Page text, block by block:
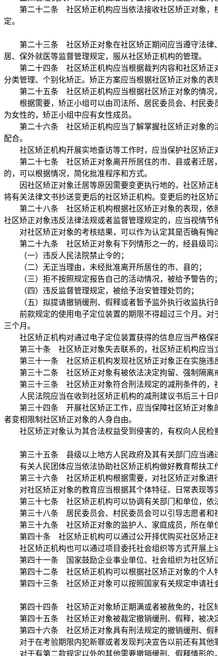
第二十二条 社区矫正机构应当依法接收社区矫正对象，核
定。
第二十三条 社区矫正对象在社区矫正期间应当遵守法律、
居、保外就医等监督管理规定，服从社区矫正机构的管理。
第二十四条 社区矫正机构应当根据裁判内容和社区矫正对
分类管理、个别化矫正。矫正方案应当根据社区矫正对象的表
第二十五条 社区矫正机构应当根据社区矫正对象的情况
根据需要，矫正小组可以由司法所、居民委员会、村民委
为女性的，矫正小组中应有女性成员。
第二十六条 社区矫正机构应当了解掌握社区矫正对象的活
配合。
社区矫正机构开展实地查访等工作时，应当保护社区矫正
第二十七条 社区矫正对象离开所居住的市、县或者迁居，
的，可以根据情况，简化批准程序和方式。
因社区矫正对象迁居等原因需要变更执行地的，社区矫正
将有关法律文书抄送变更后的社区矫正机构。变更后的社区
第二十八条 社区矫正机构根据社区矫正对象的表现，依照
社区矫正对象违反法律法规或者监督管理规定的，应当视情
对社区矫正对象的考核结果，可以作为认定其是否确有悔
第二十九条 社区矫正对象有下列情形之一的，经县级司
（一）违反人民法院禁止令的；
（二）无正当理由，未经批准离开所居住的市、县的；
（三）拒不按照规定报告自己的活动情况，被给予警告的
（四）违反监督管理规定，被给予治安管理处罚的；
（五）拟提请撤销缓刑、假释或者暂予监外执行收监执行
前款规定的使用电子定位装置的期限不得超过三个月。对
三个月。
社区矫正机构对通过电子定位装置获得的信息应当严格保
第三十条 社区矫正对象失去联系的，社区矫正机构应当立
第三十一条 社区矫正机构发现社区矫正对象正在实施违反
第三十二条 社区矫正对象有被依法决定拘留、强制隔离戒
第三十三条 社区矫正对象符合刑法规定的减刑条件的，社
人民法院应当在收到社区矫正机构的减刑建议书后三十日
第三十四条 开展社区矫正工作，应当保障社区矫正对象的
者变相限制社区矫正对象的人身自由。
社区矫正对象认为其合法权益受到侵害的，有权向人民检
第三十五条 县级以上地方人民政府及其有关部门应当通过
有关人民团体应当依法协助社区矫正机构做好教育帮扶工
第三十六条 社区矫正机构根据需要，对社区矫正对象进
对社区矫正对象的教育应当根据其个体特征、日常表现等
第三十七条 社区矫正机构可以协调有关部门和单位，依法
第三十八条 居民委员会、村民委员会可以引导志愿者和社
第三十九条 社区矫正对象的监护人、家庭成员，所在单
第四十条 社区矫正机构可以通过公开择优购买社区矫正社
社区矫正机构也可以通过项目委托社会组织等方式开展上
第四十一条 国家鼓励企业事业单位、社会组织为社区矫正
第四十二条 社区矫正机构可以根据社区矫正对象的个人
第四十三条 社区矫正对象可以按照国家有关规定申请社
第四十四条 社区矫正对象矫正期满或者被赦免的，社区矫
第四十五条 社区矫正对象被裁定撤销缓刑、假释，被决
第四十六条 社区矫正对象具有刑法规定的撤销缓刑、假
对于在考验期限内犯新罪或者发现判决宣告以前还有其他
对于有第二款规定以外的其他需要撤销缓刑、假释情形的